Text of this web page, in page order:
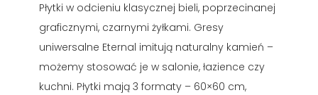
Płytki w odcieniu klasycznej bieli, poprzecinanej
graficznymi, czarnymi żyłkami. Gresy
uniwersalne Eternal imitują naturalny kamień –
możemy stosować je w salonie, łazience czy
kuchni. Płytki mają 3 formaty – 60×60 cm,